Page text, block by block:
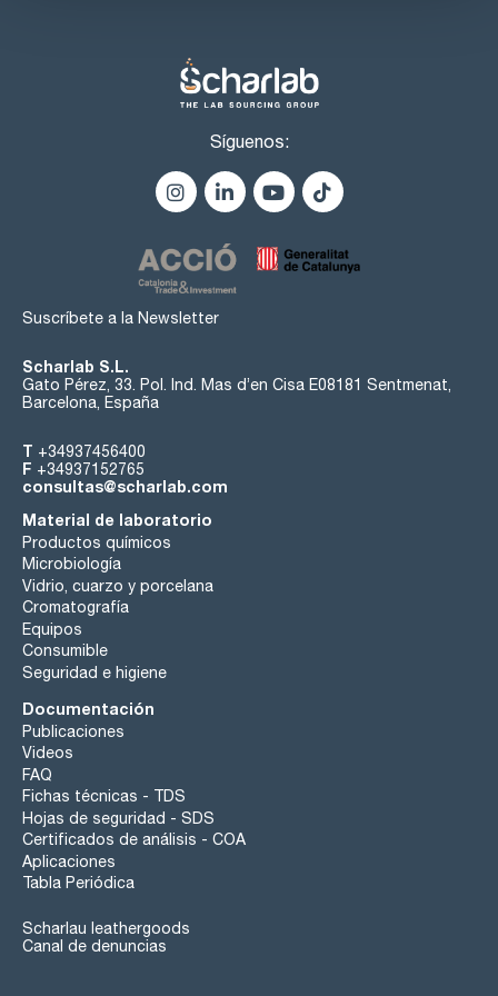
Síguenos:
Suscríbete a la Newsletter
Scharlab S.L.
Gato Pérez, 33. Pol. Ind. Mas d’en Cisa E08181 Sentmenat,
Barcelona, España
T +34937456400
F +34937152765
consultas@scharlab.com
Material de laboratorio
Productos químicos
Microbiología
Vidrio, cuarzo y porcelana
Cromatografía
Equipos
Consumible
Seguridad e higiene
Documentación
Publicaciones
Videos
FAQ
Fichas técnicas - TDS
Hojas de seguridad - SDS
Certificados de análisis - COA
Aplicaciones
Tabla Periódica
Scharlau leathergoods
Canal de denuncias